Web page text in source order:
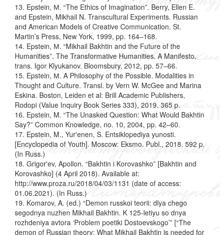
13. Epstein, М. “The Ethics of Imagination”. Berry, Ellen E.
and Epstein, Mikhail N. Transcultural Experiments. Russian
and American Models of Creative Communication. St.
Martin’s Press, New York, 1999, pp. 164–168.
14. Epstein, М. “Mikhail Bakhtin and the Future of the
Humanities”. The Transformative Humanities. A Manifesto,
trans. Igor Klyukanov. Bloomsbury, 2012, pp. 57–66.
15. Epstein, М. A Philosophy of the Possible. Modalities in
Thought and Culture. Transl. by Vern W. McGee and Marina
Eskina. Boston, Leiden et al: Brill Academic Publishers,
Rodopi (Value Inquiry Book Series 333), 2019. 365 p.
16. Epstein, M. “The Unasked Question: What Would Bakhtin
Say?” Common Knowledge, no. 10, 2004, pp. 42–60.
17. Epstein, M., Yur'enen, S. Entsiklopediya yunosti.
[Encyclopedia of Youth]. Moscow: Eksmo. Publ., 2018. 592 p.
(In Russ.)
18. Grigor'ev, Apollon. “Bakhtin i Korovashko” [Bakhtin and
Korovashko] (4 April 2018). Available at:
http://www.proza.ru/2018/04/03/1131 (date of access:
01.06.2021). (In Russ.)
19. Komarov, A. (ed.) “Demon russkoi teorii: dlya chego
segodnya nuzhen Mikhail Bakhtin. K 125-letiyu so dnya
rozhdeniya avtora ‘Problem poetiki Dostoevskogo’” [“The
demon of Russian theory: What Mikhail Bakhtin is needed for